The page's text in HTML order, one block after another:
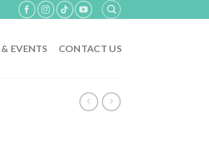
EVENTS CONTACT US